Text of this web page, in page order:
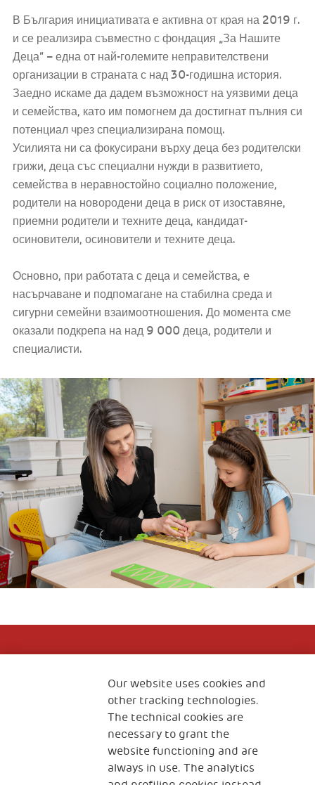
В България инициативата е активна от края на 2019 г.
и се реализира съвместно с фондация „За Нашите
Деца“ – една от най-големите неправителствени
организации в страната с над 30-годишна история.
Заедно искаме да дадем възможност на уязвими деца
и семейства, като им помогнем да достигнат пълния си
потенциал чрез специализирана помощ.
Усилията ни са фокусирани върху деца без родителски
грижи, деца със специални нужди в развитието,
семейства в неравностойно социално положение,
родители на новородени деца в риск от изоставяне,
приемни родители и техните деца, кандидат-
осиновители, осиновители и техните деца.
Основно, при работата с деца и семейства, е
насърчаване и подпомагане на стабилна среда и
сигурни семейни взаимоотношения. До момента сме
оказали подкрепа на над 9 000 деца, родители и
специалисти.
НАПРАВЕТЕ ДАРЕНИЕ
Our website uses cookies and
other tracking technologies.
The technical cookies are
necessary to grant the
website functioning and are
always in use. The analytics